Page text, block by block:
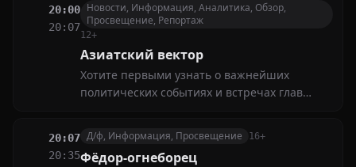
другой стороны и открыть для себя новую
историю Пальмиры
20:00
20:07
Новости, Информация, Аналитика, Обзор,
Просвещение, Репортаж
12+
Азиатский вектор
Хотите первыми узнать о важнейших
политических событиях и встречах глав
влияющих на глобальную повестку дня
20:07
20:35
Д/ф, Информация, Просвещение 16+
Фёдор-огнеборец